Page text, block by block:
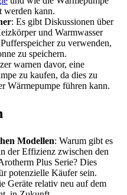
werden kann.
: Es gibt Diskussionen über
und Warmwasser
zu verwenden,
zu speichern.
warnen davor, eine
zu kaufen, da dies zu
Wärmepumpe führen kann.
Modellen: Warum gibt es
der Effizienz zwischen den
Plus Serie? Dies
potenzielle Käufer sein.
Geräte relativ neu auf dem